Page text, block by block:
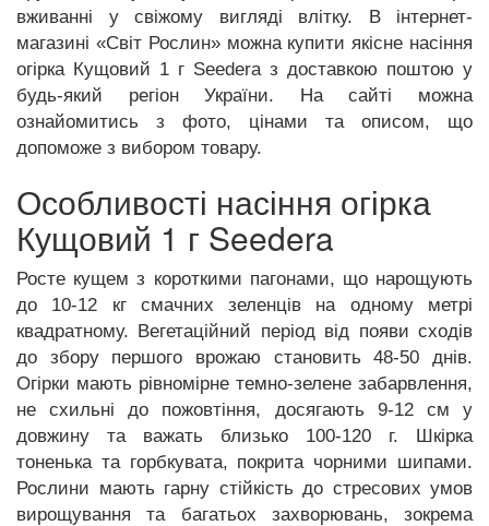
вживанні у свіжому вигляді влітку. В інтернет-
магазині «Світ Рослин» можна купити якісне насіння
огірка Кущовий 1 г Seedera з доставкою поштою у
будь-який регіон України. На сайті можна
ознайомитись з фото, цінами та описом, що
допоможе з вибором товару.
Особливості насіння огірка
Кущовий 1 г Seedera
Росте кущем з короткими пагонами, що нарощують
до 10-12 кг смачних зеленців на одному метрі
квадратному. Вегетаційний період від появи сходів
до збору першого врожаю становить 48-50 днів.
Огірки мають рівномірне темно-зелене забарвлення,
не схильні до пожовтіння, досягають 9-12 см у
довжину та важать близько 100-120 г. Шкірка
тоненька та горбкувата, покрита чорними шипами.
Рослини мають гарну стійкість до стресових умов
вирощування та багатьох захворювань, зокрема